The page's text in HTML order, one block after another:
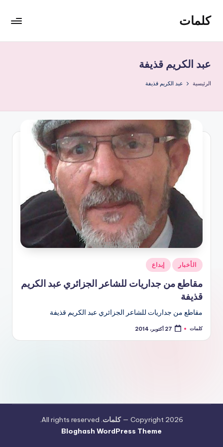
التجاوز
المحتوى
كلمات
من
باريس
عبد الكريم قذيفة
الرئيسية عبد الكريم قذيفة
نُشر
في
الأخبار إبداع
مقاطع من جداريات للشاعر الجزائري عبد الكريم
قذيفة
مقاطع من جداريات للشاعر الجزائري عبد الكريم قذيفة
تمّ
كلمات 27 أكتوبر، 2014
Copyright 2026 — كلمات. All rights reserved.
Bloghash WordPress Theme